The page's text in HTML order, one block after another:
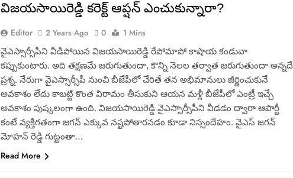
విజయసాయిరెడ్డి కరెక్ట్ ఆప్షన్ ఎంచుకున్నారా?
Editor 2 Years Ago 0 1 Mins
వైఎస్సార్సీపీని వీడిపోయిన విజయసాయిరెడ్డి రేపోమాపో కాషాయ కండువా
కప్పుకుంటారు. అది తక్షణమే జరుగుతుందా, కొన్ని నెలల తర్వాత జరుగుతుందా అన్నదే
ప్రశ్న. నేరుగా వైఎస్సార్సీపీ నుంచి బీజేపీలో చేరితే తన అభిమానులు జీర్ణించుకునే
అవకాశం లేదు కాబట్టి కొంత విరామం తీసుకుని ఆయన మళ్లీ బీజేపీలో ఎంట్రీ ఇచ్చే
అవకాశం పుష్కలంగా ఉంది. విజయసాయిరెడ్డి వైఎస్సార్సీపీని వీడడం ద్వారా ఆపార్టీ
కంటే వ్యక్తిగతంగా జగన్ ఎక్కువ నష్టపోతారనడం కూడా నిస్సందేహం. వైఎస్ జగన్
మోహన్ రెడ్డి గుట్టంతా…
Read More